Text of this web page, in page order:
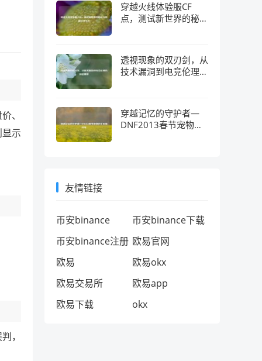
、
示
，
穿越火线体验服CF
点，测试新世界的秘钥
透视现象的双刃剑，从
技术漏洞到电竞伦理的
穿越记忆的守护者—
DNF2013春节宠物的
友情链接
币安binance
币安binance下载
币安binance注册 欧易官网
欧易
欧易okx
欧易交易所
欧易app
欧易下载
okx